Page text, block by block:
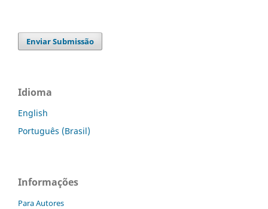
Enviar Submissão
Idioma
English
Português (Brasil)
Informações
Para Autores